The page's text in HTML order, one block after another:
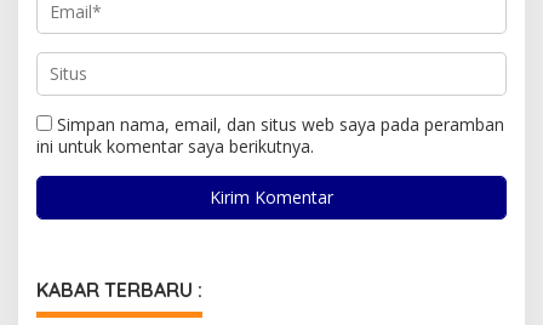
Simpan nama, email, dan situs web saya pada peramban
ini untuk komentar saya berikutnya.
KABAR TERBARU :